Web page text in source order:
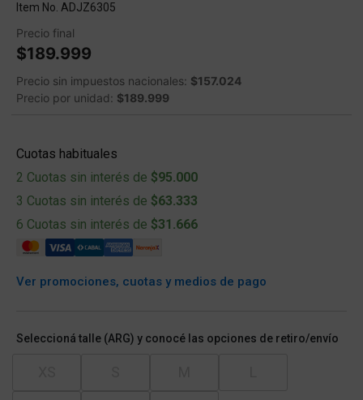
Item No. ADJZ6305
Precio final
$189.999
Precio sin impuestos nacionales: $157.024
Precio por unidad: $189.999
Cuotas habituales
2 Cuotas sin interés de $95.000
3 Cuotas sin interés de $63.333
6 Cuotas sin interés de $31.666
Ver promociones, cuotas y medios de pago
Seleccioná talle (ARG) y conocé las opciones de retiro/envío